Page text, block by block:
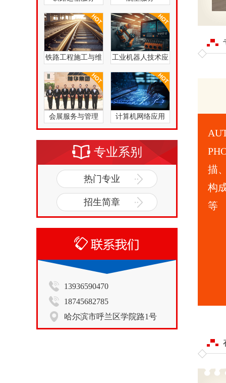
铁路工程施工与维
工业机器人技术应
会展服务与管理 计算机网络应用
专业系别
热门专业
招生简章
13936590470
18745682785
哈尔滨市呼兰区学院路1号
描
构
等